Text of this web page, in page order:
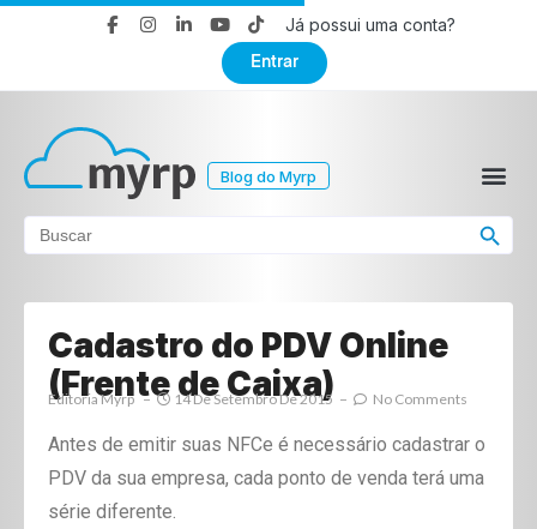
Já possui uma conta?
Entrar
Blog do Myrp
Search
for:
Search Button
Cadastro do PDV Online
(Frente de Caixa)
Editoria Myrp 14 De Setembro De 2015 No Comments
Antes de emitir suas NFCe é necessário cadastrar o
PDV da sua empresa, cada ponto de venda terá uma
série diferente.